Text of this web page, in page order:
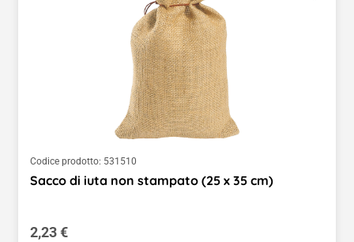
Codice prodotto: 531510
Sacco di iuta non stampato (25 x 35 cm)
Prezzo normale:
2,23 €